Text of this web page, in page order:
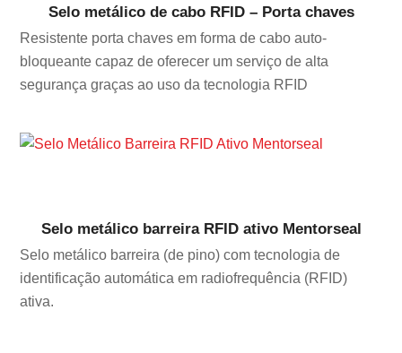
Selo metálico de cabo RFID – Porta chaves
Resistente porta chaves em forma de cabo auto-
bloqueante capaz de oferecer um serviço de alta
segurança graças ao uso da tecnologia RFID
Selo metálico barreira RFID ativo Mentorseal
Selo metálico barreira (de pino) com tecnologia de
identificação automática em radiofrequência (RFID)
ativa.